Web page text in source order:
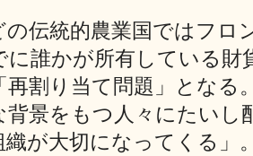
の伝統的農業国ではフロ
に誰かが所有している財
再割り当て問題」となる
背景をもつ人々にたいし
織が大切になってくる」